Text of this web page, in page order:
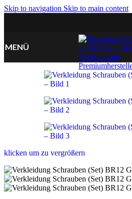
Skip to navigation Skip to main content
MENÜ
klicken um zu vergrößern